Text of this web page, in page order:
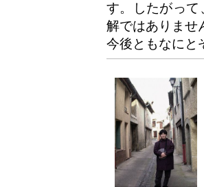
す。したがっ
解ではありませ
今後ともなにと